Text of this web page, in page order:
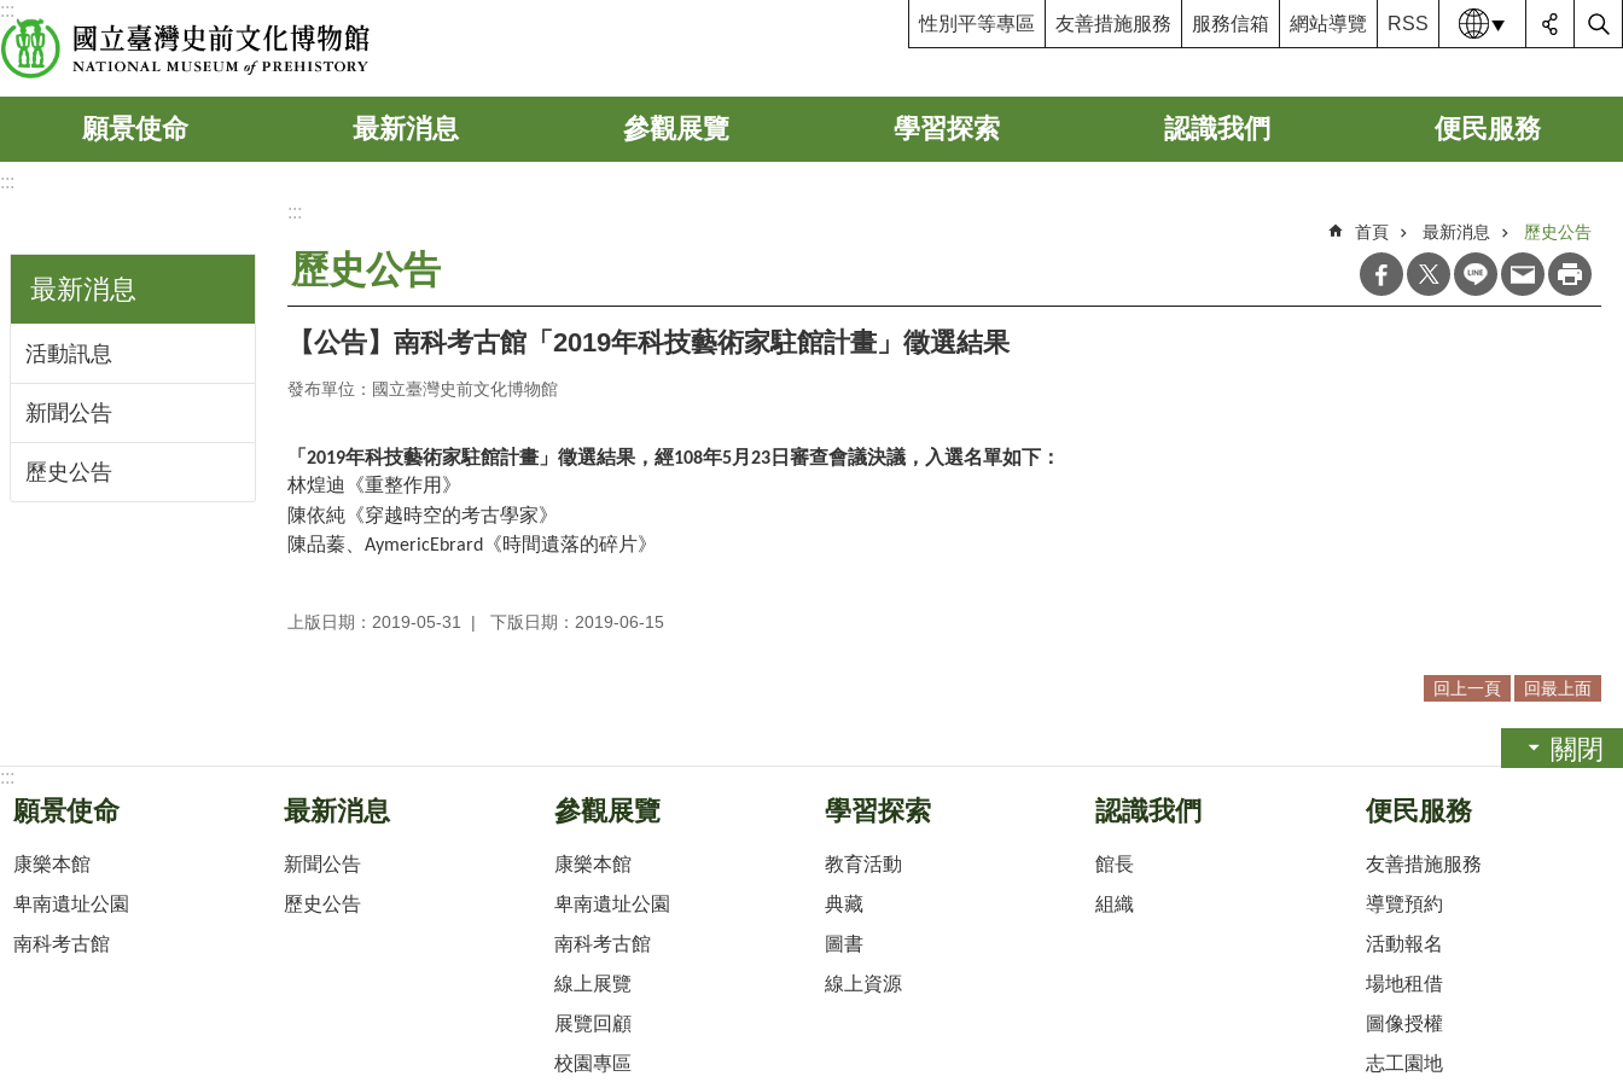
跳到主要內容區塊
:::
性別平等專區 友善措施服務 服務信箱 網站導覽 RSS 語系
願景使命 最新消息 參觀展覽 學習探索 認識我們 便民服務
:::
最新消息
活動訊息
新聞公告
歷史公告
:::
首頁 最新消息 歷史公告
歷史公告
【公告】南科考古館「2019年科技藝術家駐館計畫」徵選結果
發布單位：國立臺灣史前文化博物館
「 2019年科技藝術家駐館計畫」徵選結果，經108年5月 23 日審查會議決議，入選名單如下：
林煌迪《重整作用》
陳依純《穿越時空的考古學家》
陳品蓁、 AymericEbrard 《時間遺落的碎片》
上版日期：2019-05-31 下版日期：2019-06-15
回上一頁 回最上面
關閉
:::
願景使命
康樂本館
卑南遺址公園
南科考古館
最新消息
新聞公告
歷史公告
參觀展覽
康樂本館
卑南遺址公園
南科考古館
線上展覽
展覽回顧
校園專區
學習探索
教育活動
典藏
圖書
線上資源
認識我們
館長
組織
便民服務
友善措施服務
導覽預約
活動報名
場地租借
圖像授權
志工園地